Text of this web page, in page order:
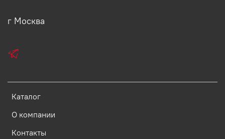
Каталог
О компании
Контакты
г Москва